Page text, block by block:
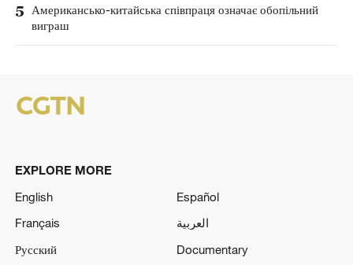
5
Американсько-китайська співпраця означає обопільний
виграш
EXPLORE MORE
English
Español
Français
العربية
Русский
Documentary